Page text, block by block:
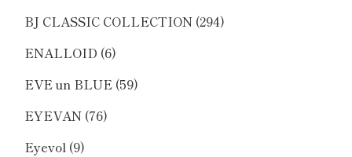
BJ CLASSIC COLLECTION (294)
ENALLOID (6)
EVE un BLUE (59)
EYEVAN (76)
Eyevol (9)